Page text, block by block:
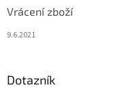
Vrácení zboží
9.6.2021
Dotazník